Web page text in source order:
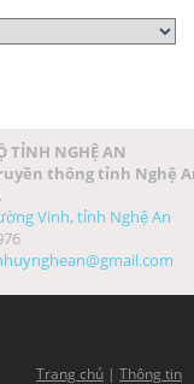
TỈNH NGHỆ AN
thông tỉnh Nghệ
Vinh, tỉnh Nghệ An
Trang chủ | Thông tin